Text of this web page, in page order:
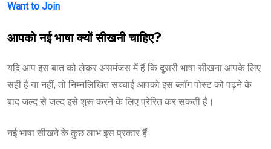
Want to Join
आपको नई भाषा क्यों सीखनी चाहिए?
यदि आप इस बात को लेकर असमंजस में हैं कि दूसरी भाषा सीखना आपके लिए
सही है या नहीं, तो निम्नलिखित सच्चाई आपको इस ब्लॉग पोस्ट को पढ़ने के
बाद जल्द से जल्द इसे शुरू करने के लिए प्रेरित कर सकती है।
नई भाषा सीखने के कुछ लाभ इस प्रकार हैं: